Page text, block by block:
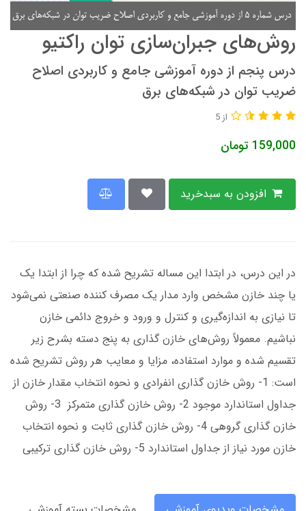
روش‌های جبران‌سازی توان راکتیو
درس پنجم از دوره آموزشی جامع و کاربردی اصلاح
ضریب توان در شبکه‌های برق
از 5
159,000 تومان
در این درس، در ابتدا این مساله تشریح شده که چرا از ابتدا یک
یا چند خازن مشخص وارد مدار یک مصرف کننده صنعتی نمی‌شود
تا نیازی به اندازه‌گیری و کنترل و ورود و خروج دائمی خازن
نباشیم. معمولاً روش‌های خازن گذاری به پنج دسته بشرح زیر
تقسیم شده و موارد استفاده، مزایا و معایب هر روش تشریح شده
است: 1- روش خازن گذاری انفرادی و نحوه انتخاب مقدار خازن از
جداول استاندارد موجود 2- روش خازن گذاری متمرکز 3- روش
خازن گذاری گروهی 4- روش خازن گذاری ثابت و نحوه انتخاب
خازن مورد نیاز از جداول استاندارد 5- روش خازن گذاری ترکیبی